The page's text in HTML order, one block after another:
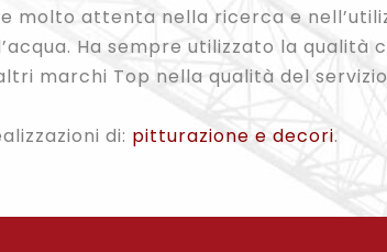
molto attenta nella ricerca e
Ha sempre utilizzato la qualità
marchi Top nella qualità del
di: pitturazione e decori.